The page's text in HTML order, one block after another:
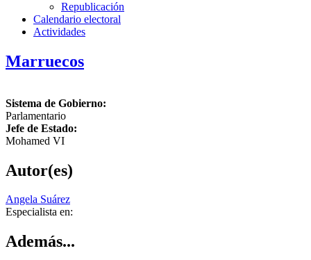
Republicación
Calendario electoral
Actividades
Marruecos
Sistema de Gobierno:
Parlamentario
Jefe de Estado:
Mohamed VI
Autor(es)
Angela Suárez
Especialista en:
Además...